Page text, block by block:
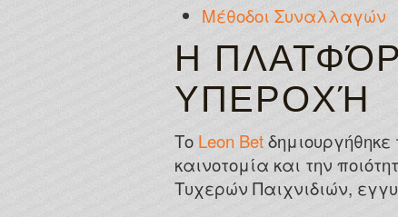
Μέθοδοι Συναλλαγών
Η
ΥΠΕΡΟΧΉ
Το Leon Bet
καινοτομία και την
Τυχερών Παιχνιδιών,